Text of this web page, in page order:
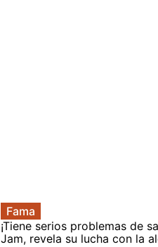
Fama
¡Tiene serios problemas de
Jam, revela su lucha con la